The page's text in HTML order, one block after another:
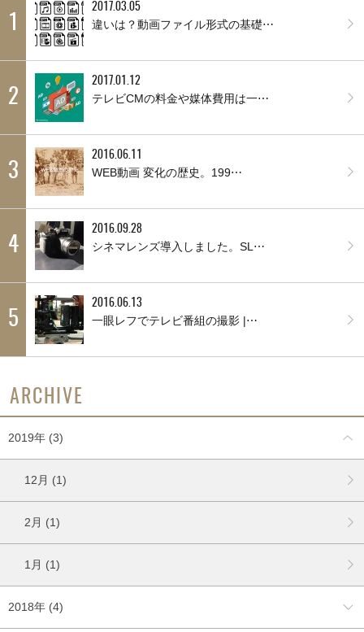
1
2017.03.05
違いは？動画ファイル形式の基礎⋯
2
2017.01.12
テレビCMの料金や媒体費用は一⋯
3
2016.06.11
WEB動画 変化の歴史。199⋯
4
2016.09.28
シネマレンズ導入しました。SL⋯
5
2016.06.13
一眼レフでテレビ番組の撮影 |⋯
ARCHIVE
2019年 (3)
12月 (1)
2月 (1)
1月 (1)
2018年 (4)